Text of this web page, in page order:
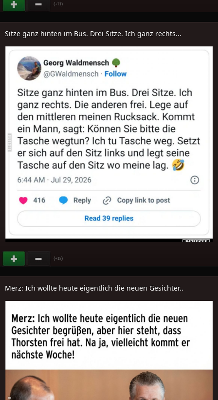
(+71)
Sitze ganz hinten im Bus. Drei Sitze. Ich ganz rechts...
(+18)
Merz: Ich wollte heute eigentlich die neuen Gesichter..